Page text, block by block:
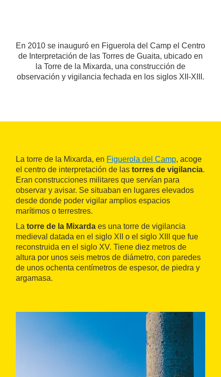
En 2010 se inauguró en Figuerola del Camp el Centro
de Interpretación de las Torres de Guaita, ubicado en
la Torre de la Mixarda, una construcción de
observación y vigilancia fechada en los siglos XII-XIII.
La torre de la Mixarda, en Figuerola del Camp, acoge
el centro de interpretación de las torres de vigilancia.
Eran construcciones militares que servían para
observar y avisar. Se situaban en lugares elevados
desde donde poder vigilar amplios espacios
marítimos o terrestres.
La torre de la Mixarda es una torre de vigilancia
medieval datada en el siglo XII o el siglo XIII que fue
reconstruida en el siglo XV. Tiene diez metros de
altura por unos seis metros de diámetro, con paredes
de unos ochenta centímetros de espesor, de piedra y
argamasa.